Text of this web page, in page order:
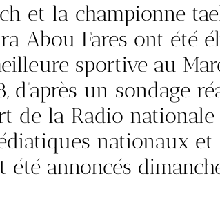
et la championne
Abou Fares ont été
sportive au
d’après un sondage
de la Radio nationale
nationaux et
été annoncés